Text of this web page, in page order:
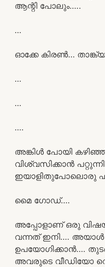
ആന്റി പോലും…..
…
ഓക്കേ കിരൺ…
…
…
….
അങ്കിൾ പോയി
വിശ്വസിക്കാൻ
ഇയാളിതുപോലൊരു
മൈ ഗോഡ്….
അപ്പോളാണ് ഒരു
വന്നത് ഇനി….
ഉപയോഗിക്കാൻ….
അവരുടെ വീഡിയോ